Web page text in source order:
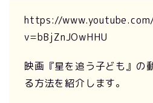
https://
v=bBjZnJOwHHU
映画『星を追う子ども』の
る方法を紹介します。